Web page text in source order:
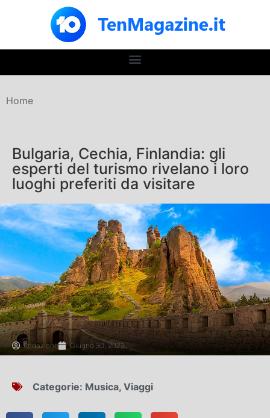
Home
Bulgaria, Cechia, Finlandia: gli
esperti del turismo rivelano i loro
luoghi preferiti da visitare
Redazione Giugno 30, 2023
Categorie: Musica, Viaggi